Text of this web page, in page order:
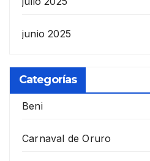
junio 2025
Categorías
Beni
Carnaval de Oruro